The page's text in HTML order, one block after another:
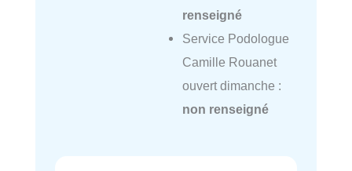
renseigné
Service Podologue
Camille Rouanet
ouvert dimanche :
non renseigné